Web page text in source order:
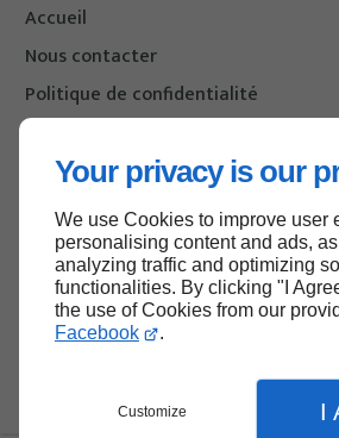
Your privacy is our
We use Cookies to improve user
personalising content and ads,
analyzing traffic and optimizing
functionalities. By clicking "I
the use of Cookies from our
Facebook
.
Customize I
Accueil
Nous contacter
Politique de confidentialité
Haut de page